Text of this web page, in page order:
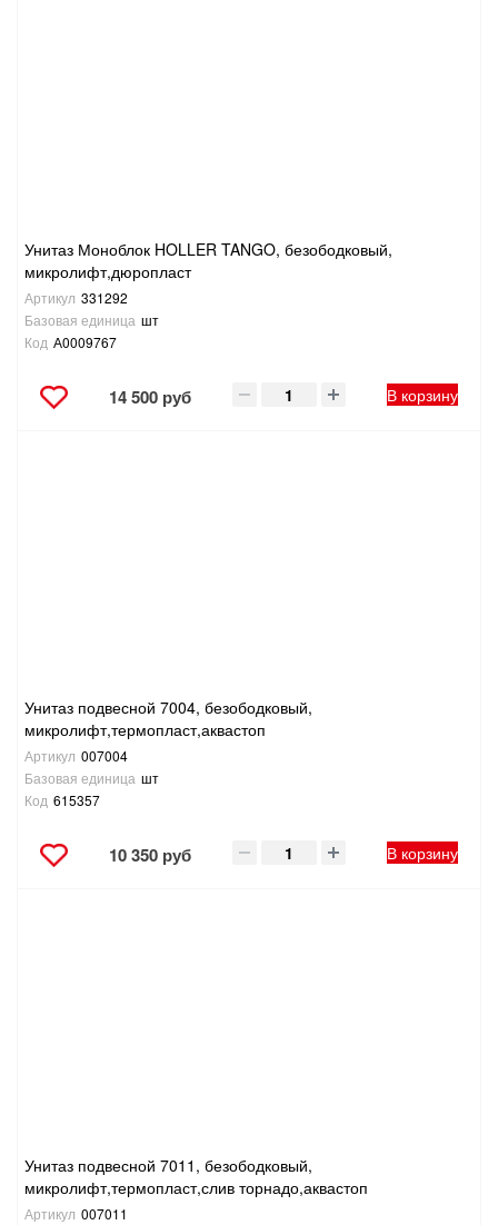
Унитаз Моноблок HOLLER TANGO, безободковый,
микролифт,дюропласт
Артикул 331292
Базовая единица шт
Код А0009767
14 500 руб В корзину
Унитаз подвесной 7004, безободковый,
микролифт,термопласт,аквастоп
Артикул 007004
Базовая единица шт
Код 615357
10 350 руб В корзину
Унитаз подвесной 7011, безободковый,
микролифт,термопласт,слив торнадо,аквастоп
Артикул 007011